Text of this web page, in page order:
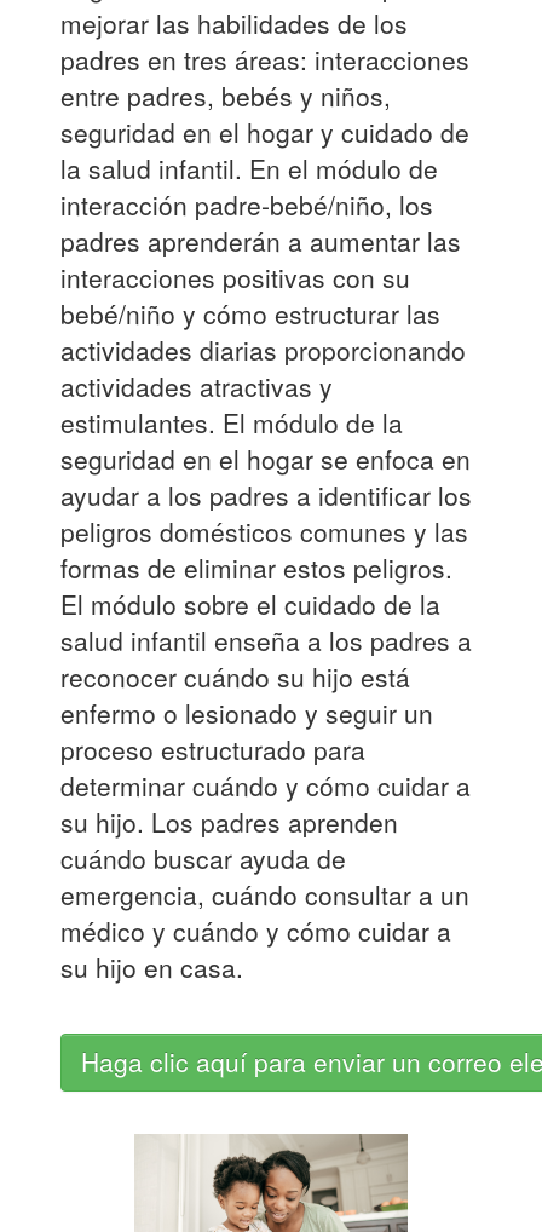
mejorar las habilidades de los
padres en tres áreas: interacciones
entre padres, bebés y niños,
seguridad en el hogar y cuidado de
la salud infantil. En el módulo de
interacción padre-bebé/niño, los
padres aprenderán a aumentar las
interacciones positivas con su
bebé/niño y cómo estructurar las
actividades diarias proporcionando
actividades atractivas y
estimulantes. El módulo de la
seguridad en el hogar se enfoca en
ayudar a los padres a identificar los
peligros domésticos comunes y las
formas de eliminar estos peligros.
El módulo sobre el cuidado de la
salud infantil enseña a los padres a
reconocer cuándo su hijo está
enfermo o lesionado y seguir un
proceso estructurado para
determinar cuándo y cómo cuidar a
su hijo. Los padres aprenden
cuándo buscar ayuda de
emergencia, cuándo consultar a un
médico y cuándo y cómo cuidar a
su hijo en casa.
Haga clic aquí para enviar un correo